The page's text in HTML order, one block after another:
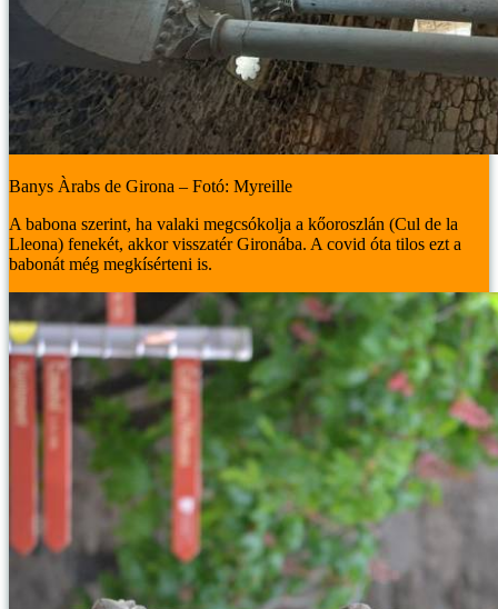
Banys Àrabs de Girona – Fotó: Myreille
A babona szerint, ha valaki megcsókolja a kőoroszlán (Cul de la
Lleona) fenekét, akkor visszatér Gironába. A covid óta tilos ezt a
babonát még megkísérteni is.